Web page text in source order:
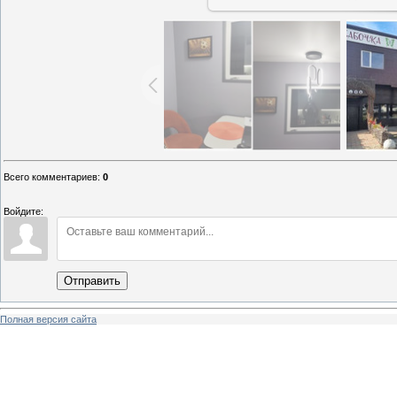
Всего комментариев: 0
Войдите:
Отправить
Полная версия сайта